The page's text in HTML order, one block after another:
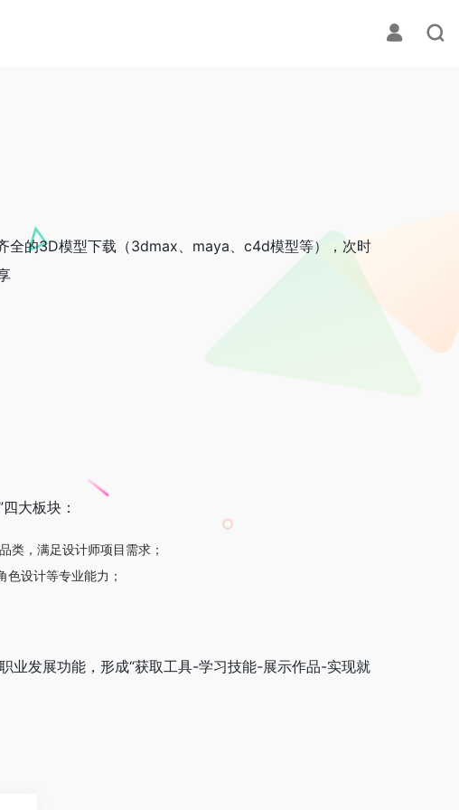
全的3D模型下载（3dmax、maya、c4d模型等），次时
大板块：
类，满足设计师项目需求；
设计等专业能力；
业发展功能，形成“获取工具-学习技能-展示作品-实现就